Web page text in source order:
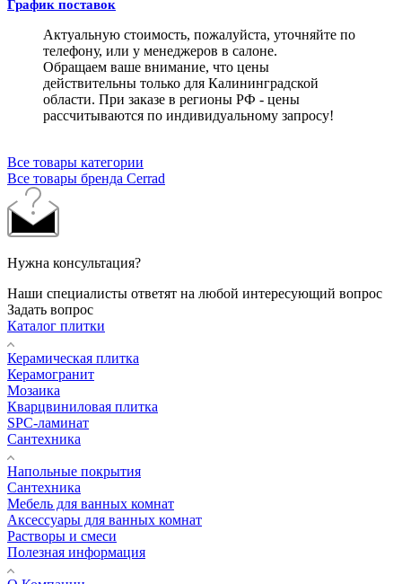
График поставок
Актуальную стоимость, пожалуйста, уточняйте по
телефону, или у менеджеров в салоне.
Обращаем ваше внимание, что цены
действительны только для Калининградской
области. При заказе в регионы РФ - цены
рассчитываются по индивидуальному запросу!
Все товары категории
Все товары бренда Cerrad
Нужна консультация?
Наши специалисты ответят на любой интересующий вопрос
Задать вопрос
Каталог плитки
Керамическая плитка
Керамогранит
Мозаика
Кварцвиниловая плитка
SPC-ламинат
Сантехника
Напольные покрытия
Сантехника
Мебель для ванных комнат
Аксессуары для ванных комнат
Растворы и смеси
Полезная информация